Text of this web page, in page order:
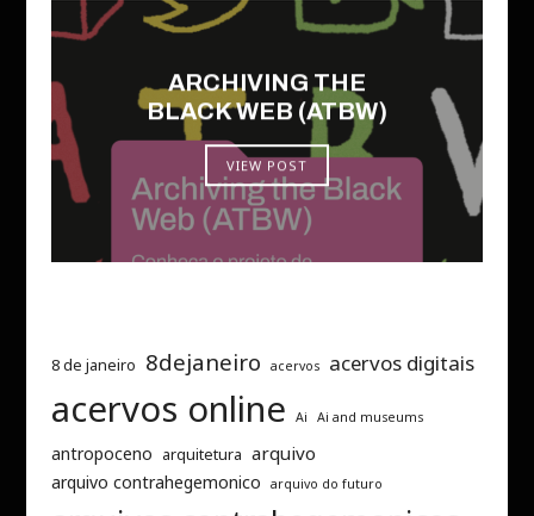
ARCHIVING THE
BLACK WEB (ATBW)
VIEW POST
8 de janeiro 8dejaneiro acervos acervos digitais
acervos online Ai Ai and museums
antropoceno arquitetura arquivo
arquivo contrahegemonico arquivo do futuro